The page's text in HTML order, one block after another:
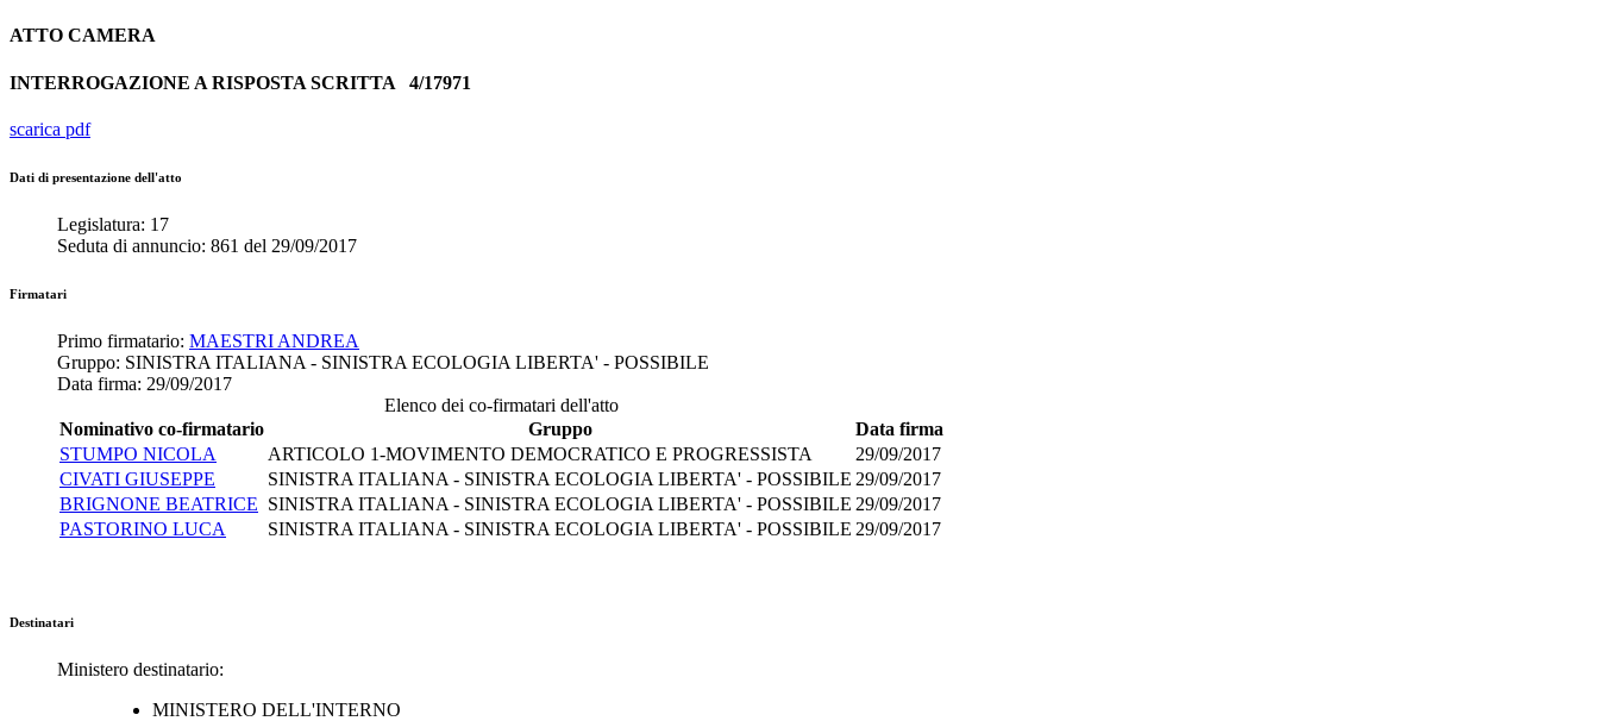
ATTO CAMERA
INTERROGAZIONE A RISPOSTA SCRITTA 4/17971
scarica pdf
Dati di presentazione dell'atto
Legislatura: 17
Seduta di annuncio: 861 del 29/09/2017
Firmatari
Primo firmatario: MAESTRI ANDREA
Gruppo: SINISTRA ITALIANA - SINISTRA ECOLOGIA LIBERTA' - POSSIBILE
Data firma: 29/09/2017
Elenco dei co-firmatari dell'atto
Nominativo co-firmatario
Gruppo
Data firma
STUMPO NICOLA
ARTICOLO 1-MOVIMENTO DEMOCRATICO E PROGRESSISTA
29/09/2017
CIVATI GIUSEPPE
SINISTRA ITALIANA - SINISTRA ECOLOGIA LIBERTA' - POSSIBILE 29/09/2017
BRIGNONE BEATRICE SINISTRA ITALIANA - SINISTRA ECOLOGIA LIBERTA' - POSSIBILE 29/09/2017
PASTORINO LUCA
SINISTRA ITALIANA - SINISTRA ECOLOGIA LIBERTA' - POSSIBILE 29/09/2017
Destinatari
Ministero destinatario:
MINISTERO DELL'INTERNO